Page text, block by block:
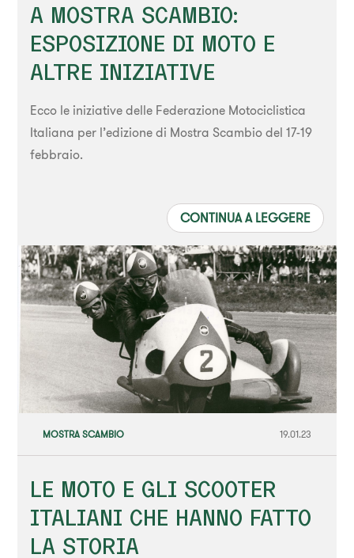
A MOSTRA SCAMBIO:
ESPOSIZIONE DI MOTO E
ALTRE INIZIATIVE
Ecco le iniziative delle Federazione Motociclistica
Italiana per l’edizione di Mostra Scambio del 17-19
febbraio.
CONTINUA A LEGGERE
MOSTRA SCAMBIO 19.01.23
LE MOTO E GLI SCOOTER
ITALIANI CHE HANNO FATTO
LA STORIA